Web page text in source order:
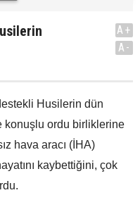
A+
A-
Husilerin dün
konuşlu ordu birliklerine
hava aracı (İHA)
kaybettiğini, çok